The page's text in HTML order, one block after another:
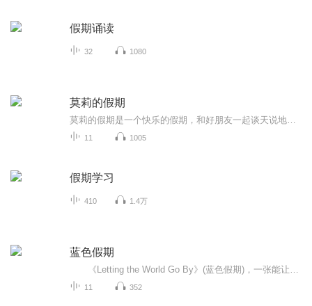
假期诵读
32 1080
莫莉的假期
11 1005
假期学习
410 1.4万
蓝色假期
11 352